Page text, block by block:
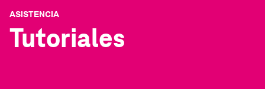
ASISTENCIA
Tutoriales